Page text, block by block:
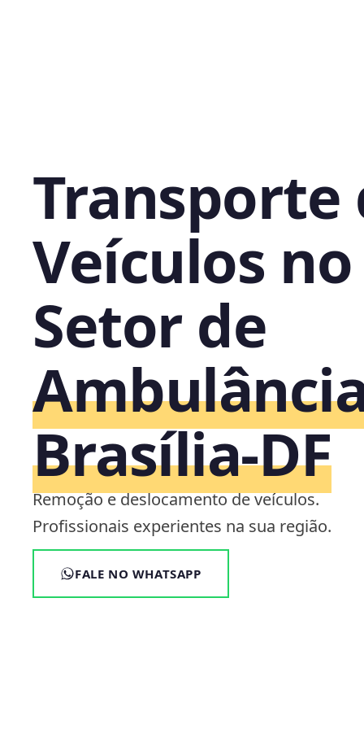
Transporte
Veículos no
Setor de
Brasília‑DF
Remoção e deslocamento de veículos.
Profissionais experientes na sua região.
FALE NO WHATSAPP